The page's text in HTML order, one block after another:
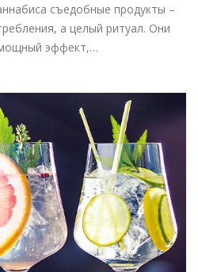
съедобные продукты –
а целый ритуал. Они
эффект,…